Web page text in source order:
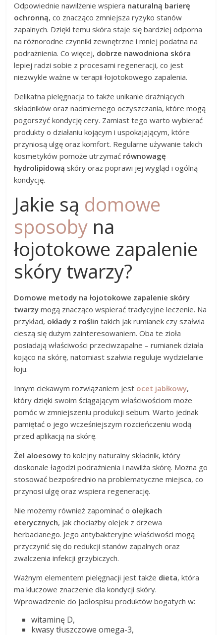
Odpowiednie nawilżenie wspiera naturalną barierę
ochronną, co znacząco zmniejsza ryzyko stanów
zapalnych. Dzięki temu skóra staje się bardziej odporna
na różnorodne czynniki zewnętrzne i mniej podatna na
podrażnienia. Co więcej, dobrze nawodniona skóra
lepiej radzi sobie z procesami regeneracji, co jest
niezwykle ważne w terapii łojotokowego zapalenia.
Delikatna pielęgnacja to także unikanie drażniących
składników oraz nadmiernego oczyszczania, które mogą
pogorszyć kondycję cery. Zamiast tego warto wybierać
produkty o działaniu kojącym i uspokajającym, które
przyniosą ulgę oraz komfort. Regularne używanie takich
kosmetyków pomoże utrzymać równowagę
hydrolipidową skóry oraz poprawi jej wygląd i ogólną
kondycję.
Jakie są domowe
sposoby na
łojotokowe zapalenie
skóry twarzy?
Domowe metody na łojotokowe zapalenie skóry
twarzy mogą znacząco wspierać tradycyjne leczenie. Na
przykład, okłady z roślin takich jak rumianek czy szałwia
cieszą się dużym zainteresowaniem. Oba te zioła
posiadają właściwości przeciwzapalne – rumianek działa
kojąco na skórę, natomiast szałwia reguluje wydzielanie
łoju.
Innym ciekawym rozwiązaniem jest ocet jabłkowy,
który dzięki swoim ściągającym właściwościom może
pomóc w zmniejszeniu produkcji sebum. Warto jednak
pamiętać o jego wcześniejszym rozcieńczeniu wodą
przed aplikacją na skórę.
Żel aloesowy to kolejny naturalny składnik, który
doskonale łagodzi podrażnienia i nawilża skórę. Można go
stosować bezpośrednio na problematyczne miejsca, co
przynosi ulgę oraz wspiera regenerację.
Nie możemy również zapominać o olejkach
eterycznych, jak chociażby olejek z drzewa
herbacianego. Jego antybakteryjne właściwości mogą
przyczynić się do redukcji stanów zapalnych oraz
zwalczenia infekcji grzybiczych.
Ważnym elementem pielęgnacji jest także dieta, która
ma kluczowe znaczenie dla kondycji skóry.
Wprowadzenie do jadłospisu produktów bogatych w:
witaminę D,
kwasy tłuszczowe omega-3,